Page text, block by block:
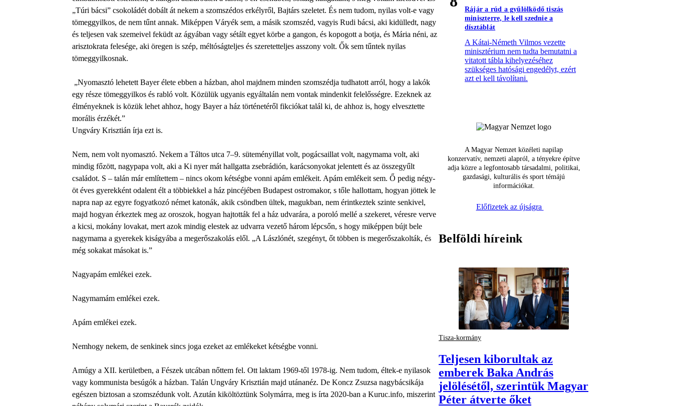
„Túri bácsi” csokoládét dobált át nekem a szomszédos erkélyről, Bajtárs szeletet. És nem tudom, nyilas volt-e vagy
tömeggyilkos, de nem tűnt annak. Miképpen Váryék sem, a másik szomszéd, vagyis Rudi bácsi, aki kidülledt, nagy
és teljesen vak szemeivel feküdt az ágyában vagy sétált egyet körbe a gangon, és kopogott a botja, és Mária néni, az
arisztokrata felesége, aki öregen is szép, méltóságteljes és szeretetteljes asszony volt. Ők sem tűntek nyilas
tömeggyilkosnak.
„Nyomasztó lehetett Bayer élete ebben a házban, ahol majdnem minden szomszédja tudhatott arról, hogy a lakók
egy része tömeggyilkos és rabló volt. Közülük ugyanis egyáltalán nem vontak mindenkit felelősségre. Ezeknek az
élményeknek is közük lehet ahhoz, hogy Bayer a ház történetéről fikciókat talál ki, de ahhoz is, hogy elvesztette
morális érzékét.”
Ungváry Krisztián írja ezt is.
Nem, nem volt nyomasztó. Nekem a Táltos utca 7–9. süteményillat volt, pogácsaillat volt, nagymama volt, aki
mindig főzött, nagypapa volt, aki a Ki nyer mát hallgatta zsebrádión, karácsonyokat jelentett és az összegyűlt
családot. S – talán már említettem – nincs okom kétségbe vonni apám emlékeit. Apám emlékeit sem. Ő pedig négy-
öt éves gyerekként odalent élt a többiekkel a ház pincéjében Budapest ostromakor, s tőle hallottam, hogyan jöttek le
napra nap az egyre fogyatkozó német katonák, akik csöndben ültek, magukban, nem érintkeztek szinte senkivel,
majd hogyan érkeztek meg az oroszok, hogyan hajtották fel a ház udvarára, a poroló mellé a szekeret, véresre verve
a kicsi, mokány lovakat, mert azok mindig elestek az udvarra vezető három lépcsőn, s hogy miképpen bújt bele
nagymama a gyerekek kiságyába a megerőszakolás elől. „A Lászlónét, szegényt, őt többen is megerőszakolták, és
még sokakat másokat is.”
Nagyapám emlékei ezek.
Nagymamám emlékei ezek.
Apám emlékei ezek.
Nemhogy nekem, de senkinek sincs joga ezeket az emlékeket kétségbe vonni.
Amúgy a XII. kerületben, a Fészek utcában nőttem fel. Ott laktam 1969-től 1978-ig. Nem tudom, éltek-e nyilasok
vagy kommunista besúgók a házban. Talán Ungváry Krisztián majd utánanéz. De Koncz Zsuzsa nagybácsikája
egészen biztosan a szomszédunk volt. Azután kiköltöztünk Solymárra, meg is írta 2020-ban a Kuruc.info, miszerint
Rájár a rúd a gyűlölködő tiszás
miniszterre, le kell szednie a
dísztáblát
A Kátai-Németh Vilmos vezette
minisztérium nem tudta bemutatni a
vitatott tábla kihelyezéséhez
szükséges hatósági engedélyt, ezért
azt el kell távolítani.
A Magyar Nemzet közéleti napilap
konzervatív, nemzeti alapról, a tényekre építve
adja közre a legfontosabb társadalmi, politikai,
gazdasági, kulturális és sport témájú
információkat.
Előfizetek az újságra
Belföldi híreink
Tisza-kormány
Teljesen kiborultak az
emberek Baka András
jelölésétől, szerintük Magyar
Péter átverte őket